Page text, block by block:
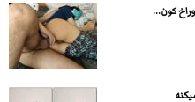
کون...